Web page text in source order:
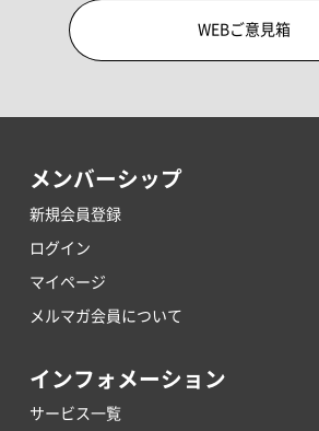
WEBご意見箱
メンバーシップ
新規会員登録
ログイン
マイページ
メルマガ会員について
インフォメーション
サービス一覧